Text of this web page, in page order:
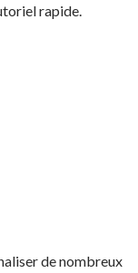
rapide.
de nombreux